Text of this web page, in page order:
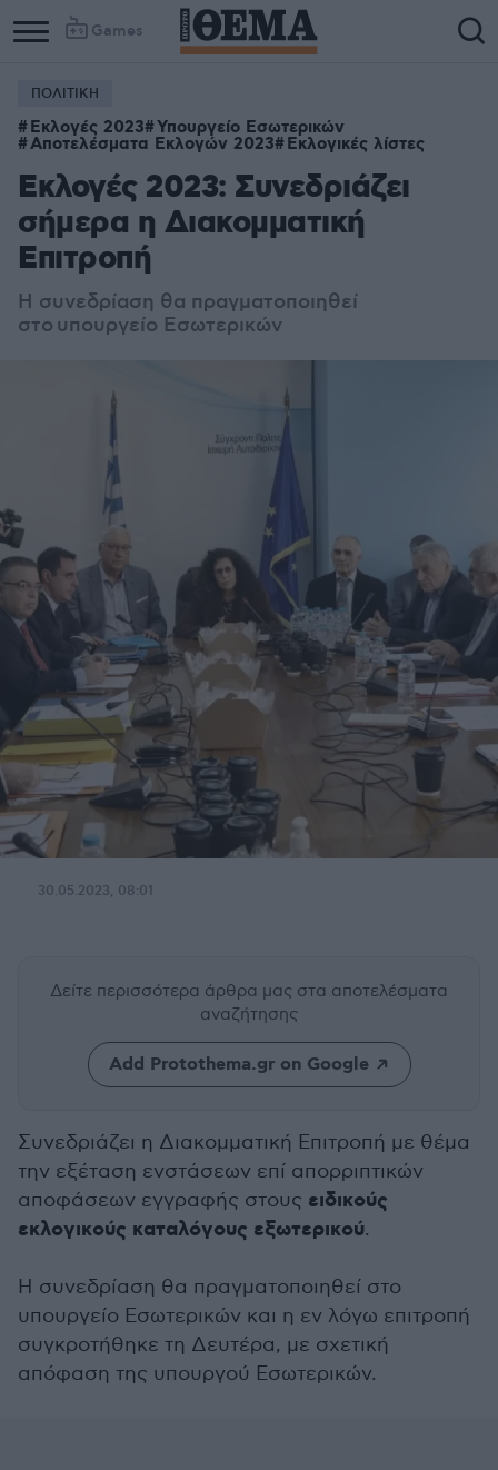
Games
ΠΟΛΙΤΙΚΗ
Εκλογές 2023 Υπουργείο Εσωτερικών
Αποτελέσματα Εκλογών 2023 Εκλογικές λίστες
Εκλογές 2023: Συνεδριάζει
σήμερα η Διακομματική
Επιτροπή
Η συνεδρίαση θα πραγματοποιηθεί
στο υπουργείο Εσωτερικών
30.05.2023, 08:01
Δείτε περισσότερα άρθρα μας στα αποτελέσματα
αναζήτησης
Add Protothema.gr on Google
Συνεδριάζει η Διακομματική Επιτροπή με θέμα
την εξέταση ενστάσεων επί απορριπτικών
αποφάσεων εγγραφής στους ειδικούς
εκλογικούς καταλόγους εξωτερικού.
Η συνεδρίαση θα πραγματοποιηθεί στο
υπουργείο Εσωτερικών και η εν λόγω επιτροπή
συγκροτήθηκε τη Δευτέρα, με σχετική
απόφαση της υπουργού Εσωτερικών.